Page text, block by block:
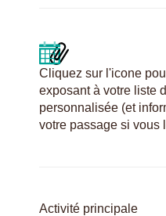
Cliquez sur l'icone
exposant à votre liste
personnalisée (et
votre passage si vous
Activité principale